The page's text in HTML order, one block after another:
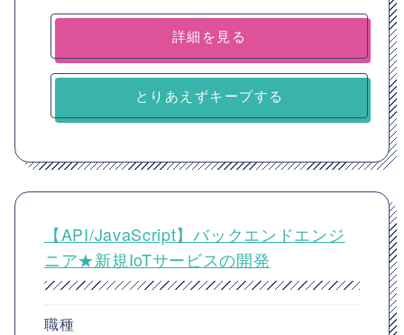
詳細を見る
とりあえずキープする
【API/JavaScript】バックエンドエンジ
ニア★新規IoTサービスの開発
職種